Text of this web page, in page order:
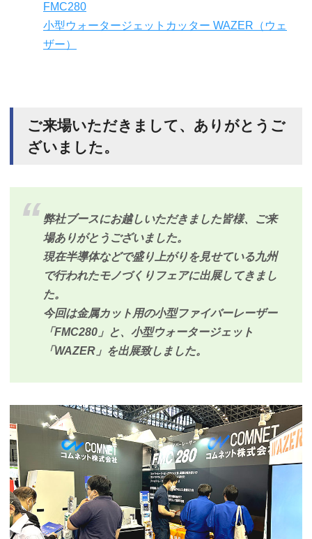
FMC280
小型ウォータージェットカッター WAZER（ウェ
ザー）
ご来場いただきまして、ありがとうご
ざいました。
弊社ブースにお越しいただきました皆様、ご来
場ありがとうございました。
現在半導体などで盛り上がりを見せている九州
で行われたモノづくりフェアに出展してきまし
た。
今回は金属カット用の小型ファイバーレーザー
「FMC280」と、小型ウォータージェット
「WAZER」を出展致しました。